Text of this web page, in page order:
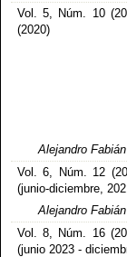
Vol. 5, Núm. 10
(2020)
Alejandro
Vol. 6, Núm. 12
(junio-diciembre,
Alejandro
Vol. 8, Núm. 16
(junio 2023 -